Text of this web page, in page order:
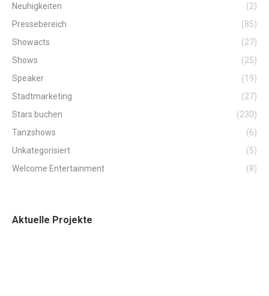
Neuhigkeiten
(2)
Pressebereich
(85)
Showacts
(27)
Shows
(25)
Speaker
(19)
Stadtmarketing
(27)
Stars buchen
(230)
Tanzshows
(6)
Unkategorisiert
(5)
Welcome Entertainment
(8)
Aktuelle Projekte